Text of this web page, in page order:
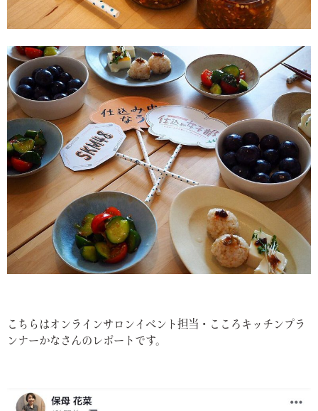
こちらはオンラインサロンイベント担当・こころキッチンプラ
ンナーかなさんのレポートです。